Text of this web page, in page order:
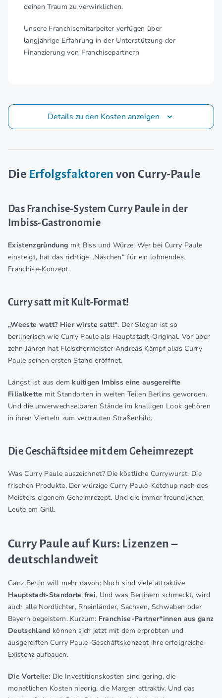
deinen Traum zu verwirklichen.
Unsere Franchisemitarbeiter verfügen über
langjährige Erfahrung in der Unterstützung der
Finanzierung von Franchisepartnern
Details zu den Kosten anzeigen
Die Erfolgsfaktoren von Curry-Paule
Das Franchise-System Curry Paule in der
Imbiss-Gastronomie
Existenzgründung mit Biss und Würze: Wer bei Curry Paule
einsteigt, hat das richtige „Näschen“ für ein lohnendes
Franchise-Konzept.
Curry satt mit Kult-Format!
„Weeste watt? Hier wirste satt!“. Der Slogan ist so
berlinerisch wie Curry Paule als Hauptstadt-Original. Vor über
zehn Jahren hat Fleischermeister Andreas Kämpf alias Curry
Paule seinen ersten Stand eröffnet.
Längst ist aus dem kultigen Imbiss eine ausgereifte
Filialkette mit Standorten in weiten Teilen Berlins geworden.
Und die unverwechselbaren Stände im knalligen Look gehören
in ihren Vierteln zum vertrauten Straßenbild.
Die Geschäftsidee mit dem Geheimrezept
Was Curry Paule auszeichnet? Die köstliche Currywurst. Die
frischen Produkte. Der würzige Curry Paule-Ketchup nach des
Meisters eigenem Geheimrezept. Und die immer freundlichen
Leute am Grill.
Curry Paule auf Kurs: Lizenzen –
deutschlandweit
Ganz Berlin will mehr davon: Noch sind viele attraktive
Hauptstadt-Standorte frei. Und was Berlinern schmeckt, wird
auch alle Nordlichter, Rheinländer, Sachsen, Schwaben oder
Bayern begeistern. Kurzum: Franchise-Partner*innen aus ganz
Deutschland können sich jetzt mit dem erprobten und
ausgereiften Curry Paule-Geschäftskonzept ihre erfolgreiche
Existenz aufbauen.
Die Vorteile: Die Investitionskosten sind gering, die
monatlichen Kosten niedrig, die Margen attraktiv. Und das